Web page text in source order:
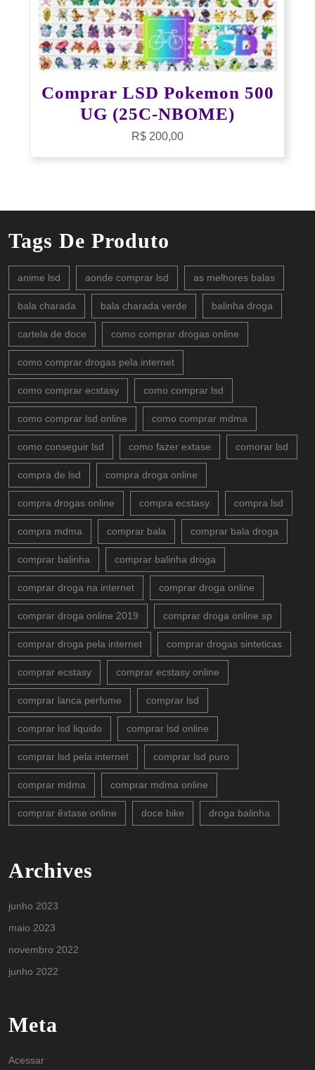
Comprar LSD Pokemon 500
UG (25C-NBOME)
R$ 200,00
Tags De Produto
anime lsd aonde comprar lsd as melhores balas
bala charada bala charada verde balinha droga
cartela de doce como comprar drogas online
como comprar drogas pela internet
como comprar ecstasy como comprar lsd
como comprar lsd online como comprar mdma
como conseguir lsd como fazer extase comorar lsd
compra de lsd compra droga online
compra drogas online compra ecstasy compra lsd
compra mdma comprar bala comprar bala droga
comprar balinha comprar balinha droga
comprar droga na internet comprar droga online
comprar droga online 2019 comprar droga online sp
comprar droga pela internet comprar drogas sinteticas
comprar ecstasy comprar ecstasy online
comprar lanca perfume comprar lsd
comprar lsd liquido comprar lsd online
comprar lsd pela internet comprar lsd puro
comprar mdma comprar mdma online
comprar êxtase online doce bike droga balinha
Archives
junho 2023
maio 2023
novembro 2022
junho 2022
Meta
Acessar